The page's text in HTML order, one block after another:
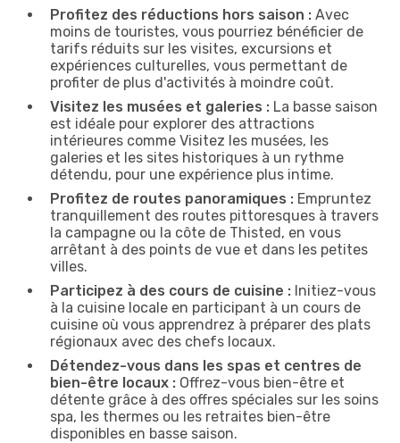
Profitez des réductions hors saison : Avec
moins de touristes, vous pourriez bénéficier de
tarifs réduits sur les visites, excursions et
expériences culturelles, vous permettant de
profiter de plus d'activités à moindre coût.
Visitez les musées et galeries : La basse saison
est idéale pour explorer des attractions
intérieures comme Visitez les musées, les
galeries et les sites historiques à un rythme
détendu, pour une expérience plus intime.
Profitez de routes panoramiques : Empruntez
tranquillement des routes pittoresques à travers
la campagne ou la côte de Thisted, en vous
arrêtant à des points de vue et dans les petites
villes.
Participez à des cours de cuisine : Initiez-vous
à la cuisine locale en participant à un cours de
cuisine où vous apprendrez à préparer des plats
régionaux avec des chefs locaux.
Détendez-vous dans les spas et centres de
bien-être locaux : Offrez-vous bien-être et
détente grâce à des offres spéciales sur les soins
spa, les thermes ou les retraites bien-être
disponibles en basse saison.